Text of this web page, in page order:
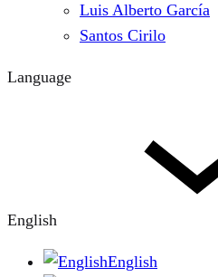
Luis Alberto García
Santos Cirilo
Language
English
English